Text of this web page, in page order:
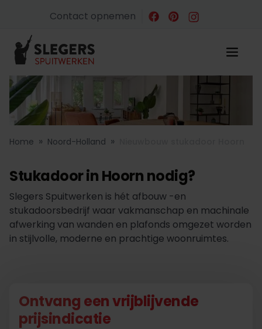
Contact opnemen
Home » Noord-Holland »
Stukadoor in Hoorn nodig?
Slegers Spuitwerken is hét afbouw -en
stukadoorsbedrijf waar vakmanschap en machinale
afwerking van wanden en plafonds omgezet worden
in stijlvolle, moderne en prachtige woonruimtes.
Ontvang een vrijblijvende
prijsindicatie